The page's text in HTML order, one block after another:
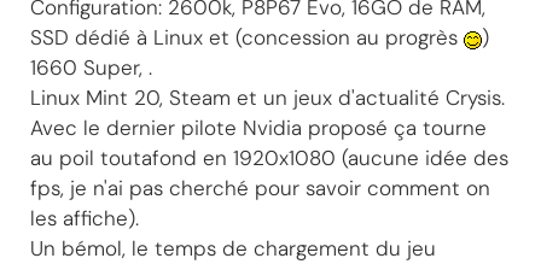
Configuration: 2600k, P8P67 Evo, 16GO de RAM,
SSD dédié à Linux et (concession au progrès
)
1660 Super, .
Linux Mint 20, Steam et un jeux d'actualité Crysis.
Avec le dernier pilote Nvidia proposé ça tourne
au poil toutafond en 1920x1080 (aucune idée des
fps, je n'ai pas cherché pour savoir comment on
les affiche).
Un bémol, le temps de chargement du jeu